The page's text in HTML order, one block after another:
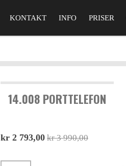
KONTAKT INFO PRISER
14.008 PORTTELEFON
kr 2 793,00 kr 3 990,00